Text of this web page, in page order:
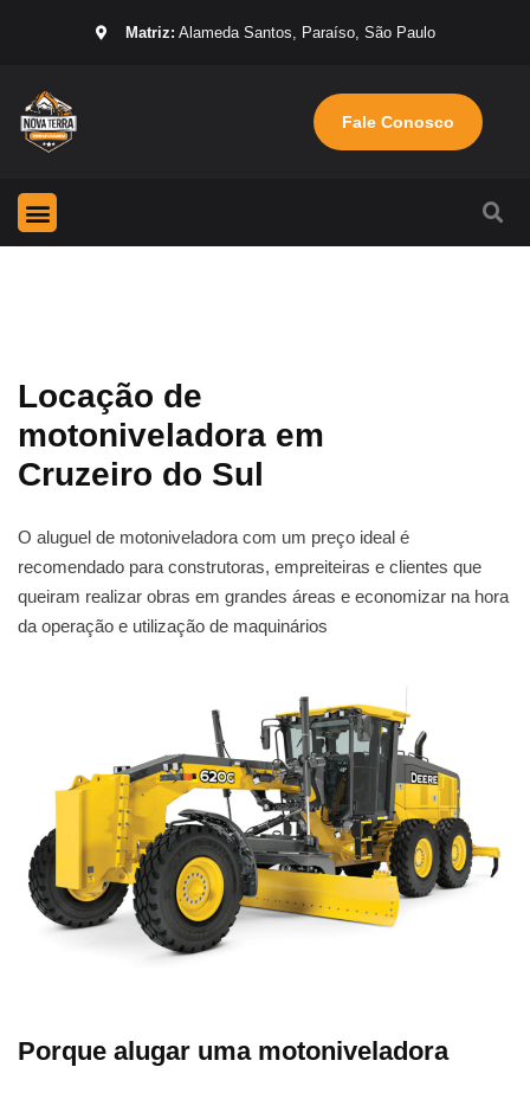
Matriz: Alameda Santos, Paraíso, São Paulo
Fale Conosco
Locação de
motoniveladora em
Cruzeiro do Sul
O aluguel de motoniveladora com um preço ideal é
recomendado para construtoras, empreiteiras e clientes que
queiram realizar obras em grandes áreas e economizar na hora
da operação e utilização de maquinários
Porque alugar uma motoniveladora